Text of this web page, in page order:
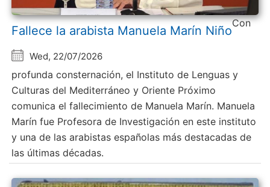
Fallece la arabista Manuela Marín Niño
Wed, 22/07/2026
Con
profunda consternación, el Instituto de Lenguas y
Culturas del Mediterráneo y Oriente Próximo
comunica el fallecimiento de Manuela Marín. Manuela
Marín fue Profesora de Investigación en este instituto
y una de las arabistas españolas más destacadas de
las últimas décadas.